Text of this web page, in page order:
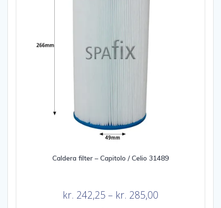
Caldera filter – Capitolo / Celio 31489
kr. 242,25 – kr. 285,00